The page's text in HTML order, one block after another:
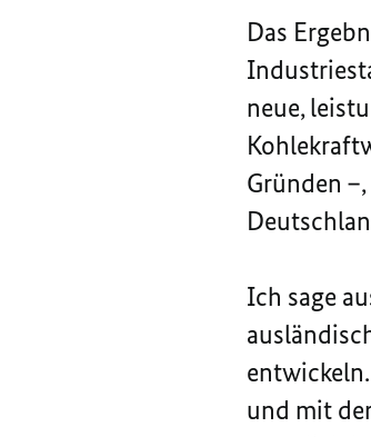
Das
neue,
Gründen
Ich sage
und mit